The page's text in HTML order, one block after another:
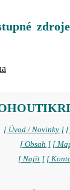
[ Úvod / Novinky ] [
[ Obsah ] [
[ Najít ] [